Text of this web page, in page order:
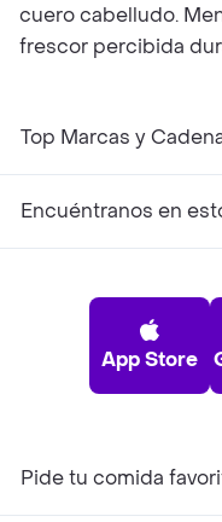
cuero cabelludo.
frescor percibida
Top Marcas y
Encuéntranos en
App Store
Pide tu comida